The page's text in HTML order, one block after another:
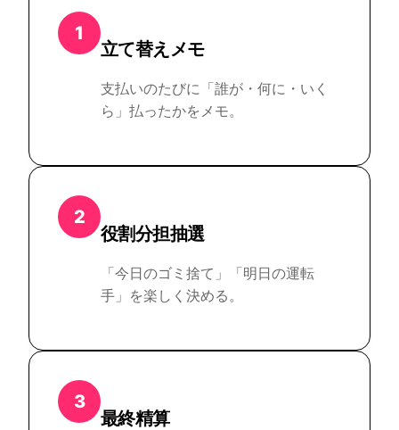
1
立て替えメモ
支払いのたびに「誰が・何に・いく
ら」払ったかをメモ。
2
役割分担抽選
「今日のゴミ捨て」「明日の運転
手」を楽しく決める。
3
最終精算